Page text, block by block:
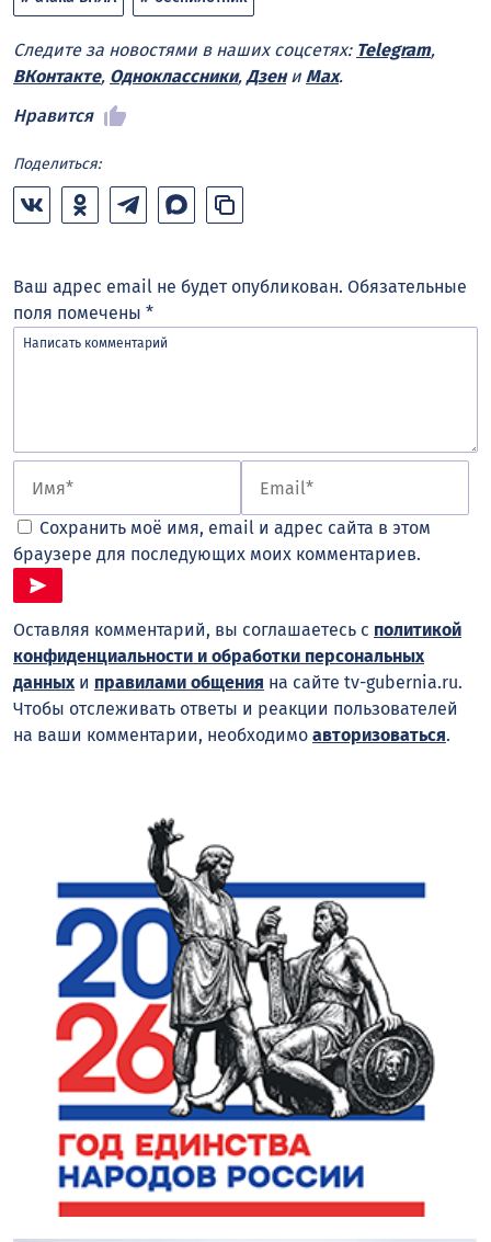
Следите за новостями в наших соцсетях: Telegram,
ВКонтакте, Одноклассники, Дзени Max.
Нравится
Поделиться:
Ваш адрес email не будет опубликован. Обязательные
поля помечены *
Сохранить моё имя, email и адрес сайта в этом
браузере для последующих моих комментариев.
Оставляя комментарий, вы соглашаетесь с политикой
конфиденциальности и обработки персональных
данныхи правилами общения на сайте tv-gubernia.ru.
Чтобы отслеживать ответы и реакции пользователей
на ваши комментарии, необходимо авторизоваться.